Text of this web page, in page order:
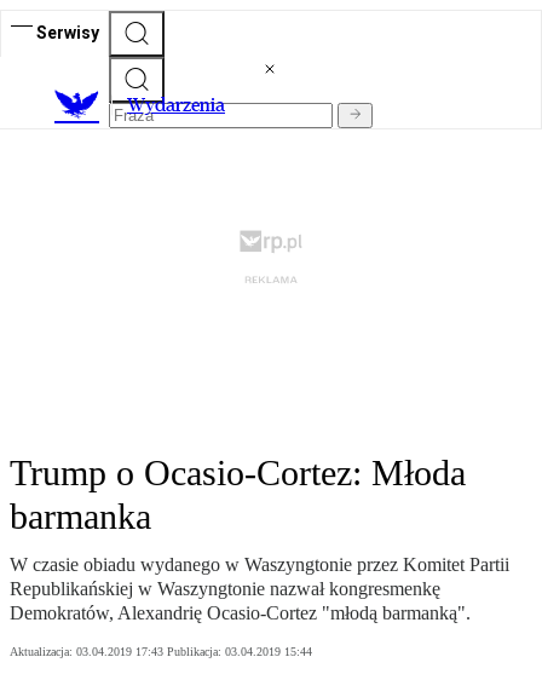
Serwisy
Wydarzenia
Trump o Ocasio-Cortez: Młoda
barmanka
W czasie obiadu wydanego w Waszyngtonie przez Komitet Partii
Republikańskiej w Waszyngtonie nazwał kongresmenkę
Demokratów, Alexandrię Ocasio-Cortez "młodą barmanką".
Aktualizacja: 03.04.2019 17:43 Publikacja: 03.04.2019 15:44